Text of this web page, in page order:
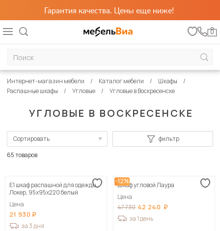
Гарантия качества. Цены еще ниже!
0
УГЛОВЫЕ В ВОСКРЕСЕНСКЕ
Интернет-магазин мебели Каталог мебели
Шкафы
Распашные шкафы
Угловые Угловые в Воскресенске
Сортировать
Сначала дорогие
фильтр
65 товаров
Е1 шкаф распашной для одежды
Локер, 95х95х220 белый
Цена
21 930
за 3 дня
-12%
Шкаф угловой Лаура
Цена
47 730 42 240
за 1 день